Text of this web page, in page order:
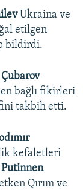
Ukraina ve
etilgen
bildirdi.
bağlı fikirleri
takbih etti.
kefaletleri
Qırım ve